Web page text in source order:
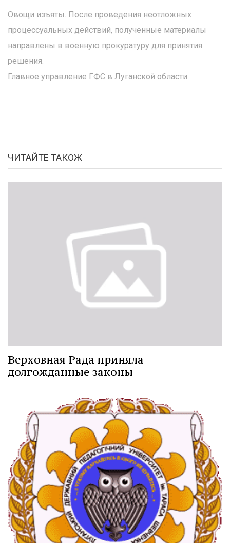
Овощи изъяты. После проведения неотложных
процессуальных действий, полученные материалы
направлены в военную прокуратуру для принятия
решения.
Главное управление ГФС в Луганской области
ЧИТАЙТЕ ТАКОЖ
Верховная Рада приняла
долгожданные законы